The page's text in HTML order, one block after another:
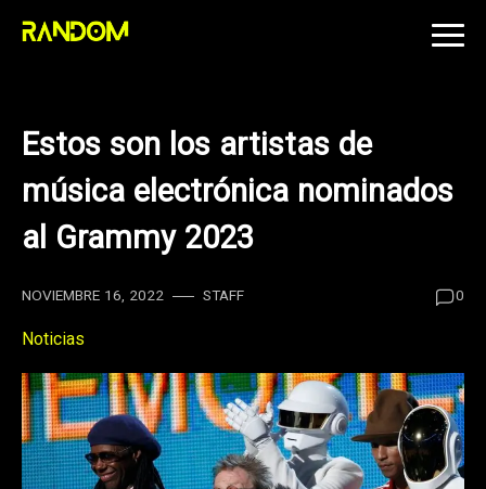
Skip
Estos son los artistas de
música electrónica nominados
al Grammy 2023
NOVIEMBRE 16, 2022 STAFF 0
Noticias